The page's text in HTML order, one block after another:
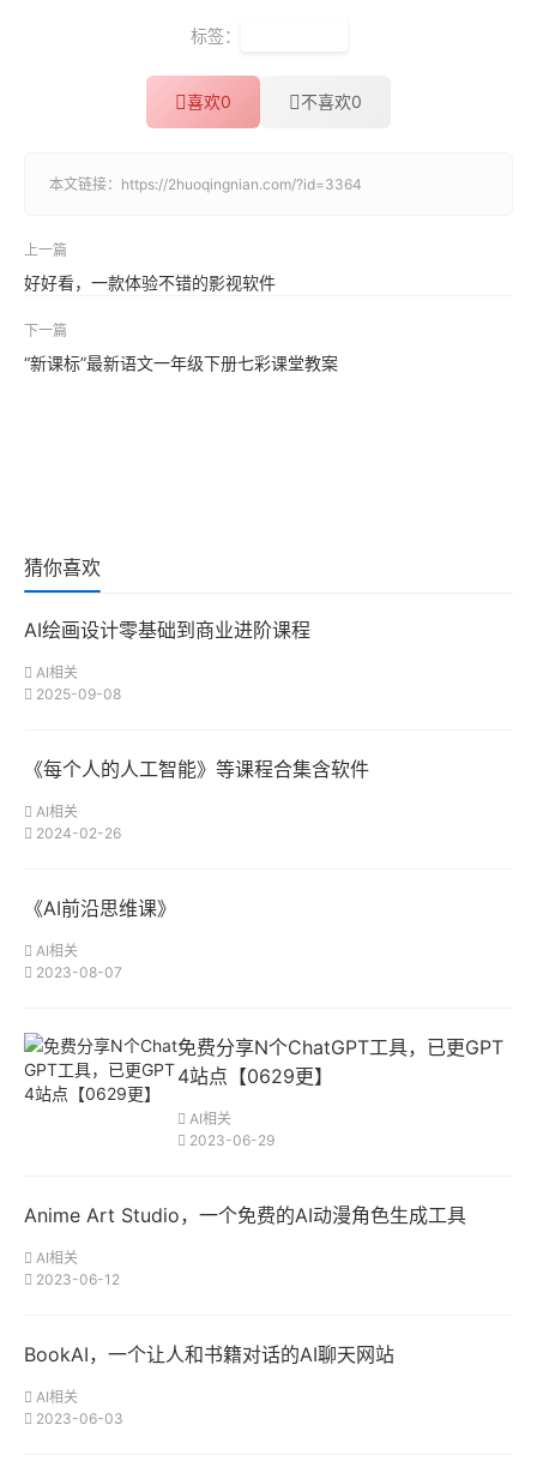
标签：
喜欢0 不喜欢0
本文链接： https://2huoqingnian.com/?id=3364
上一篇
好好看，一款体验不错的影视软件
下一篇
“新课标”最新语文一年级下册七彩课堂教案
猜你喜欢
AI绘画设计零基础到商业进阶课程
AI相关
2025-09-08
《每个人的人工智能》等课程合集含软件
AI相关
2024-02-26
《AI前沿思维课》
AI相关
2023-08-07
免费分享N个ChatGPT工具，已更GPT
4站点【0629更】
AI相关
2023-06-29
Anime Art Studio，一个免费的AI动漫角色生成工具
AI相关
2023-06-12
BookAI，一个让人和书籍对话的AI聊天网站
AI相关
2023-06-03